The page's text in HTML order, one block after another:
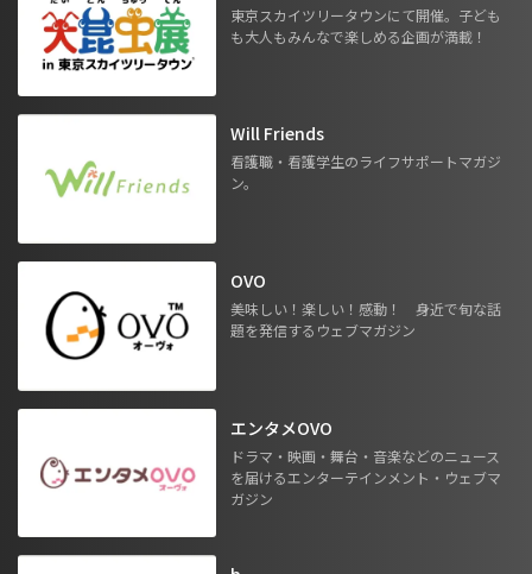
東京スカイツリータウンにて開催。子ども
も大人もみんなで楽しめる企画が満載！
Will Friends
看護職・看護学生のライフサポートマガジ
ン。
OVO
美味しい！楽しい！感動！ 身近で旬な話
題を発信するウェブマガジン
エンタメOVO
ドラマ・映画・舞台・音楽などのニュース
を届けるエンターテインメント・ウェブマ
ガジン